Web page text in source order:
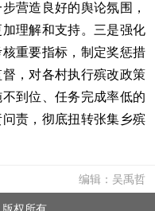
营造良好的舆论氛围，
理解和支持。三是强化
重要指标，制定奖惩措
，对各村执行殡改政策
到位、任务完成率低的
责，彻底扭转张集乡殡
编辑：吴禹哲